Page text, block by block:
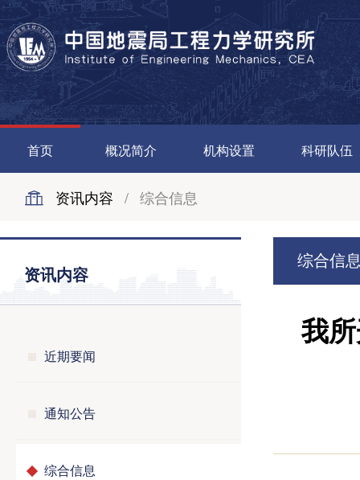
首页 概况简介 机构设置 科研队伍
资讯内容 / 综合信息
资讯内容
近期要闻
通知公告
综合信息
综合信
我